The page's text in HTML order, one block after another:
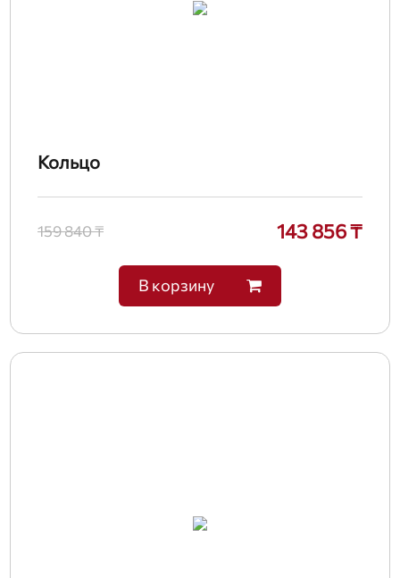
Кольцо
159 840 ₸ 143 856 ₸
В корзину